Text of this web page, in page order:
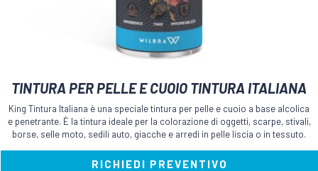
TINTURA PER PELLE E CUOIO TINTURA ITALIANA
King Tintura Italiana è una speciale tintura per pelle e cuoio a base alcolica
e penetrante. È la tintura ideale per la colorazione di oggetti, scarpe, stivali,
borse, selle moto, sedili auto, giacche e arredi in pelle liscia o in tessuto.
RICHIEDI PREVENTIVO